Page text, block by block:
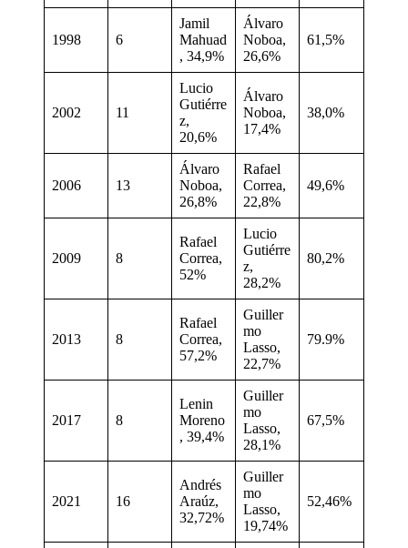
1998 6
Jamil
Mahuad
, 34,9%
Álvaro
Noboa,
26,6%
61,5%
2002 11
Lucio
Gutiérre
z,
20,6%
Álvaro
Noboa,
17,4%
38,0%
2006 13
Álvaro
Noboa,
26,8%
Rafael
Correa,
22,8%
49,6%
2009 8
Rafael
Correa,
52%
Lucio
Gutiérre
z,
28,2%
80,2%
2013 8
Rafael
Correa,
57,2%
Guiller
mo
Lasso,
22,7%
79.9%
2017 8
Lenin
Moreno
, 39,4%
Guiller
mo
Lasso,
28,1%
67,5%
2021 16
Andrés
Araúz,
32,72%
Guiller
mo
Lasso,
19,74%
52,46%